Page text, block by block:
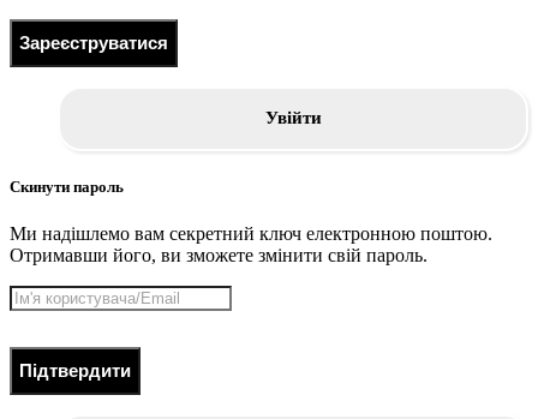
Зареєструватися
Увійти
Скинути пароль
Ми надішлемо вам секретний ключ електронною поштою.
Отримавши його, ви зможете змінити свій пароль.
Підтвердити